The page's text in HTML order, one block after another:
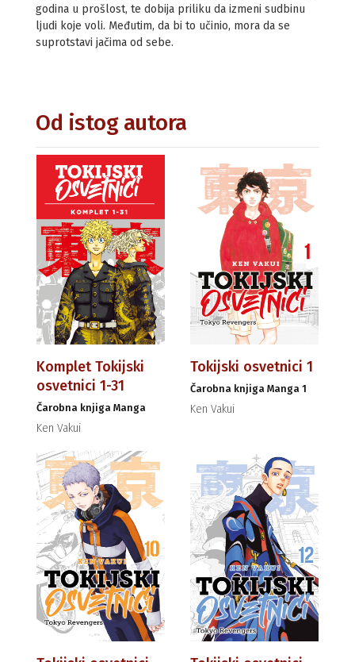
godina u prošlost, te dobija priliku da izmeni sudbinu
ljudi koje voli. Međutim, da bi to učinio, mora da se
suprotstavi jačima od sebe.
Od istog autora
Komplet Tokijski
osvetnici 1-31
Čarobna knjiga Manga
Ken Vakui
Tokijski osvetnici 1
Čarobna knjiga Manga 1
Ken Vakui